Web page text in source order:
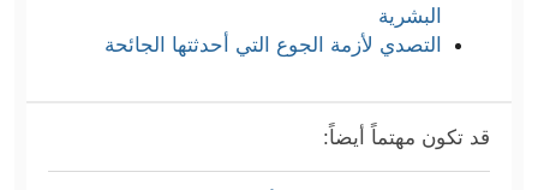
البشرية
التصدي لأزمة الجوع التي أحدثتها الجائحة
قد تكون مهتماً أيضاً: